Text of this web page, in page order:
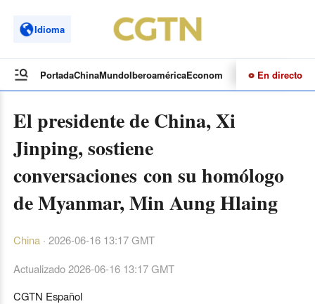
Idioma
PortadaChinaMundoIberoaméricaEconomía CulturaDeportes
En directo
El presidente de China, Xi
Jinping, sostiene
conversaciones con su homólogo
de Myanmar, Min Aung Hlaing
China· 2026-06-16 13:17 GMT
Actualizado2026-06-16 13:17 GMT
CGTN Español